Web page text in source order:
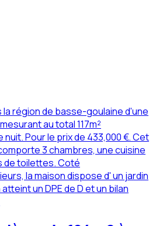
la région de basse-goulaine d'une
au total 117m²
Pour le prix de 433,000 €. Cet
3 chambres, une cuisine
de toilettes. Coté
la maison dispose d' un jardin
un DPE de D et un bilan